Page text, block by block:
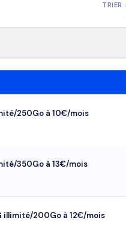
TRIER :
250Go à 10€/mois
350Go à 13€/mois
illimité/200Go à 12€/mois